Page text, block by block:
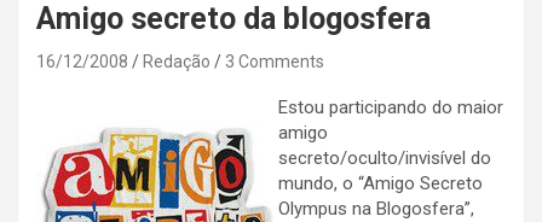
Amigo secreto da blogosfera
16/12/2008 Redação 3 Comments
Estou participando do maior
amigo
secreto/oculto/invisível do
mundo, o “Amigo Secreto
Olympus na Blogosfera”,